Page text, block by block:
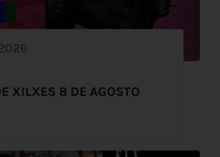
XILXES 8 DE AGOSTO